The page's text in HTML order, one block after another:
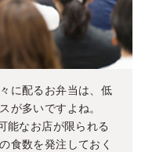
に配るお弁当は、低
が多いですよね。
能なお店が限られる
食数を発注しておく